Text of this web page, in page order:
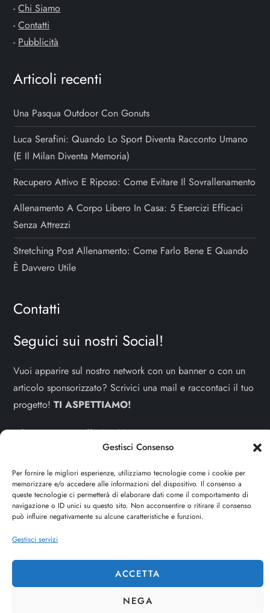
Gestisci Consenso
Per fornire le migliori esperienze, utilizziamo tecnologie come i cookie per
memorizzare e/o accedere alle informazioni del dispositivo. Il consenso a
queste tecnologie ci permetterà di elaborare dati come il comportamento di
navigazione o ID unici su questo sito. Non acconsentire o ritirare il consenso
può influire negativamente su alcune caratteristiche e funzioni.
Gestisci servizi
ACCETTA
NEGA
t
i
c
o
l
i
-Chi Siamo
-Contatti
- Pubblicità
Articoli recenti
Una Pasqua Outdoor Con Gonuts
Luca Serafini: Quando Lo Sport Diventa Racconto Umano
(e Il Milan Diventa Memoria)
Recupero Attivo E Riposo: Come Evitare Il Sovrallenamento
Allenamento A Corpo Libero In Casa: 5 Esercizi Efficaci
Senza Attrezzi
Stretching Post Allenamento: Come Farlo Bene E Quando
È Davvero Utile
Contatti
Seguici sui nostri Social!
Vuoi apparire sul nostro network con un banner o con un
articolo sponsorizzato? Scrivici una mail e raccontaci il tuo
progetto!TI ASPETTIAMO!
info e contatti:staff@dojoblog.it
dojoblog.it di proprietà dellaReadMore ADVcon sede
legale in Via delle Sirene 34 - Roma - P.iva:
IT13402731007
Cerca